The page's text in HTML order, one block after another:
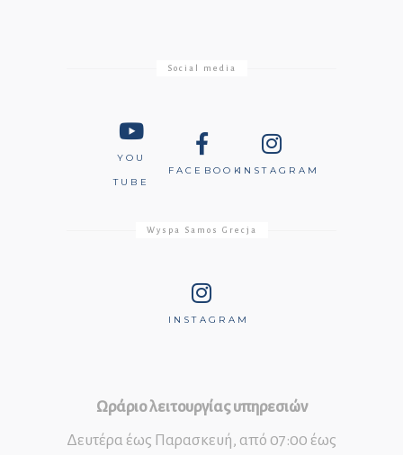
Social media
YOU
TUBE
FACEBOOKINSTAGRAM
Wyspa Samos Grecja
INSTAGRAM
Ωράριο λειτουργίας υπηρεσιών
Δευτέρα έως Παρασκευή, από 07:00 έως